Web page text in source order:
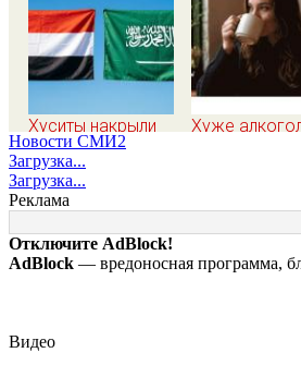
Хуситы накрыли
ракетами порт Аль-
Моха: десятки
жертв
Хуже
- многие
каждый день
Новости СМИ2
Загрузка...
Загрузка...
Реклама
Отключите AdBlock!
AdBlock — вредоносная программа,
Видео